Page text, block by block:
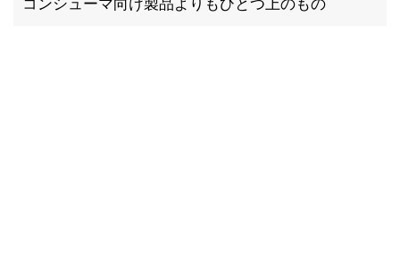
コンシューマ向け製品よりもひとつ上のもの